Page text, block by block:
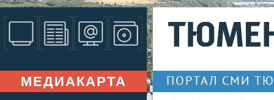
МЕДИАКАРТА ПОРТАЛ СМИ